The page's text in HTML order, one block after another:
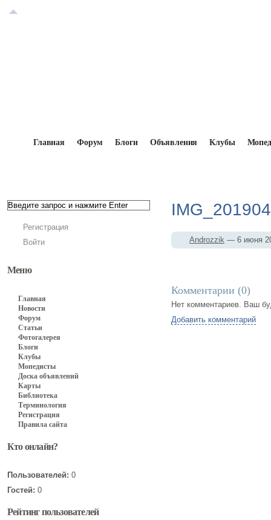
Главная Форум Блоги Объявления Клубы
Регистрация
Войти
Меню
Главная
Новости
Форум
Статьи
Фотогалерея
Блоги
Клубы
Мопедисты
Доска объявлений
Карты
Библиотека
Терминология
Регистрация
Правила сайта
Кто онлайн?
Пользователей: 0
Гостей: 0
Рейтинг пользователей
Androzzik — 6 июня
Комментарии (0)
Нет комментариев. Ваш
Добавить комментарий